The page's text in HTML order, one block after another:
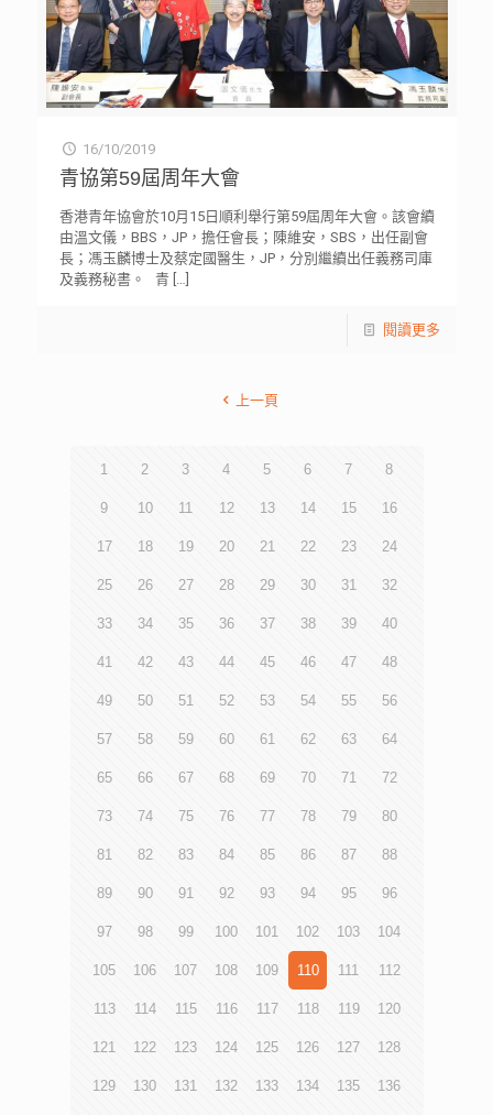
16/10/2019
青協第59屆周年大會
香港青年協會於10月15日順利舉行第59屆周年大會。該會續
由溫文儀，BBS，JP，擔任會長；陳維安，SBS，出任副會
長；馮玉麟博士及蔡定國醫生，JP，分別繼續出任義務司庫
及義務秘書。 青[…]
閱讀更多
上一頁
1 2 3 4 5 6 7 8
9 10 11 12 13 14 15 16
17 18 19 20 21 22 23 24
25 26 27 28 29 30 31 32
33 34 35 36 37 38 39 40
41 42 43 44 45 46 47 48
49 50 51 52 53 54 55 56
57 58 59 60 61 62 63 64
65 66 67 68 69 70 71 72
73 74 75 76 77 78 79 80
81 82 83 84 85 86 87 88
89 90 91 92 93 94 95 96
97 98 99 100 101 102 103 104
105 106 107 108 109 110 111 112
113 114 115 116 117 118 119 120
121 122 123 124 125 126 127 128
129 130 131 132 133 134 135 136